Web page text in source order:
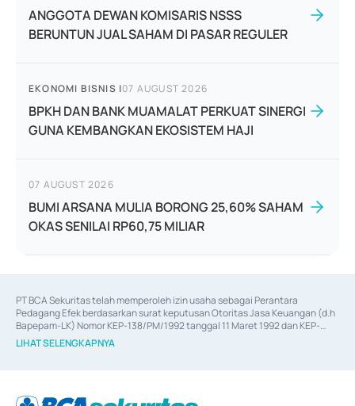
ANGGOTA DEWAN KOMISARIS NSSS
BERUNTUN JUAL SAHAM DI PASAR REGULER
EKONOMI BISNIS |07 AUGUST 2026
BPKH DAN BANK MUAMALAT PERKUAT SINERGI
GUNA KEMBANGKAN EKOSISTEM HAJI
07 AUGUST 2026
BUMI ARSANA MULIA BORONG 25,60% SAHAM
OKAS SENILAI RP60,75 MILIAR
PT BCA Sekuritas telah memperoleh izin usaha sebagai Perantara
Pedagang Efek berdasarkan surat keputusan Otoritas Jasa Keuangan (d.h
Bapepam-LK) Nomor KEP-138/PM/1992 tanggal 11 Maret 1992 dan KEP-
06/D.04/2014 tanggal 28 Februari 2014, izin usaha sebagai Penjamin Emisi
Efek berdasarkan surat keputusan Otoritas Jasa Keuangan Nomor KEP-
berdasarkan surat keputusan Otoritas Jasa Keuangan Nomor S-
LIHAT SELENGKAPNYA